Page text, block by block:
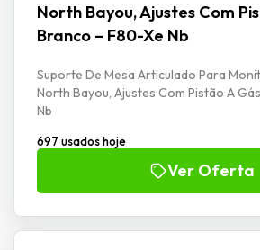
North Bayou, Ajustes Com
Branco – F80-Xe Nb
Suporte De Mesa Articulado Para
North Bayou, Ajustes Com Pistão A
Nb
697 usados hoje
Ver Oferta